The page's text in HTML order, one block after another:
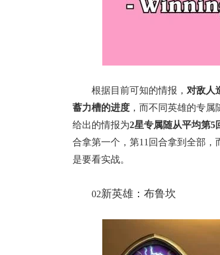
根据目前可知的情报， 对敌人
蓄力槽的进度 ，而不同英雄的专
给出的情报为2星专属随从平均第5
合拿第一个，第11回合拿到全部
是要看实战。
02新英雄：布鲁坎